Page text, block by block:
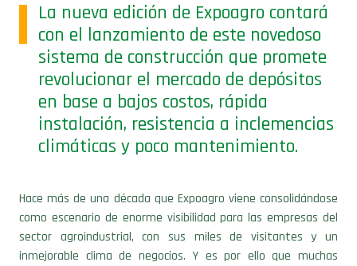
La nueva edición de Expoagro contará
con el lanzamiento de este novedoso
sistema de construcción que promete
revolucionar el mercado de depósitos
en base a bajos costos, rápida
instalación, resistencia a inclemencias
climáticas y poco mantenimiento.
Hace más de una década que Expoagro viene consolidándose
como escenario de enorme visibilidad para las empresas del
sector agroindustrial, con sus miles de visitantes y un
inmejorable clima de negocios. Y es por ello que muchas